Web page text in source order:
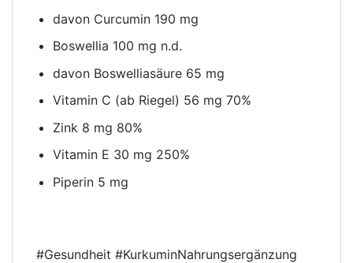
davon Curcumin 190 mg
Boswellia 100 mg n.d.
davon Boswelliasäure 65 mg
Vitamin C (ab Riegel) 56 mg 70%
Zink 8 mg 80%
Vitamin E 30 mg 250%
Piperin 5 mg
#Gesundheit #KurkuminNahrungsergänzung